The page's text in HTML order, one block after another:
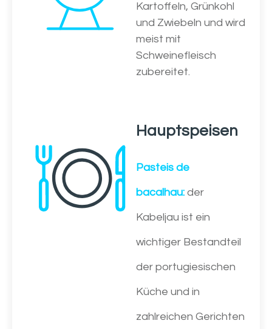
Kartoffeln, Grünkohl
und Zwiebeln und wird
meist mit
Schweinefleisch
zubereitet.
Hauptspeisen
Pasteis de
bacalhau: der
Kabeljau ist ein
wichtiger Bestandteil
der portugiesischen
Küche und in
zahlreichen Gerichten